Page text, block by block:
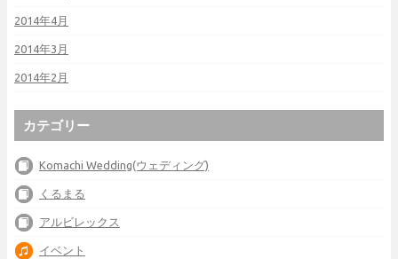
2014年4月
2014年3月
2014年2月
カテゴリー
Komachi Wedding(ウェディング)
くるまる
アルビレックス
イベント